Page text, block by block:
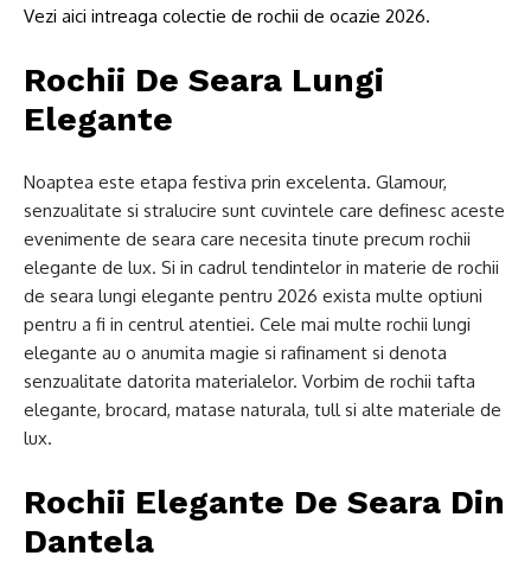
Vezi aici intreaga colectie de rochii de ocazie 2026.
Rochii De Seara Lungi
Elegante
Noaptea este etapa festiva prin excelenta. Glamour,
senzualitate si stralucire sunt cuvintele care definesc aceste
evenimente de seara care necesita tinute precum rochii
elegante de lux. Si in cadrul tendintelor in materie de rochii
de seara lungi elegante pentru 2026 exista multe optiuni
pentru a fi in centrul atentiei. Cele mai multe rochii lungi
elegante au o anumita magie si rafinament si denota
senzualitate datorita materialelor. Vorbim de rochii tafta
elegante, brocard, matase naturala, tull si alte materiale de
lux.
Rochii Elegante De Seara Din
Dantela